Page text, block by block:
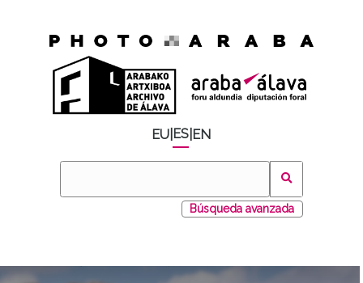
EU ES EN
Búsqueda avanzada